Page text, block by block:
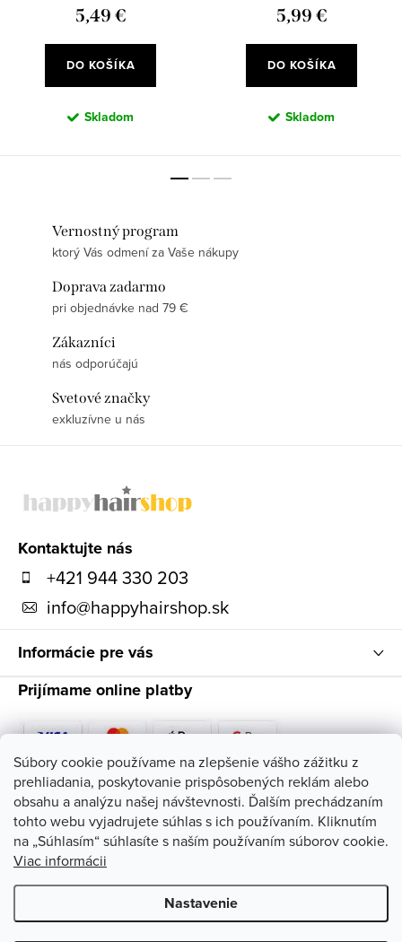
Súbory cookie používame na zlepšenie vášho zážitku z
prehliadania, poskytovanie prispôsobených reklám alebo
obsahu a analýzu našej návštevnosti. Ďalším prechádzaním
tohto webu vyjadrujete súhlas s ich používaním. Kliknutím
na „Súhlasím“ súhlasíte s naším používaním súborov cookie.
Viac informácii
Nastavenie
5,49 €
DO KOŠÍKA
Skladom
5,99 €
DO KOŠÍKA
Skladom
Vernostný program
ktorý Vás odmení za Vaše nákupy
Doprava zadarmo
pri objednávke nad 79 €
Zákazníci
nás odporúčajú
Svetové značky
exkluzívne u nás
Kontaktujte nás
+421 944 330 203
info@happyhairshop.sk
Informácie pre vás
Prijímame online platby
Sledujte nás
Copyright 2026HappyHairShop. Všetky práva vyhradené.Upraviť